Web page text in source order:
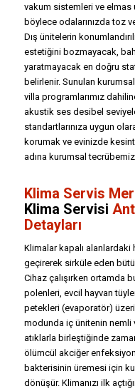
vakum sistemleri ve elmas
böylece odalarınızda toz
Dış ünitelerin
estetiğini bozmayacak,
yaratmayacak en doğru
belirlenir. Sunulan kurumsal
villa programlarımız
akustik ses desibel
standartlarınıza uygun
korumak ve evinizde
adına kurumsal
Klima Servis
Klima Servisi
Detayları
Klimalar kapalı alanlardaki
geçirerek sirküle eden
Cihaz çalışırken ortamda
polenleri, evcil hayvan
petekleri (evaporatör)
modunda iç ünitenin nemli
atıklarla birleştiğinde
ölümcül akciğer
bakterisinin üremesi için
dönüşür. Klimanızı ilk